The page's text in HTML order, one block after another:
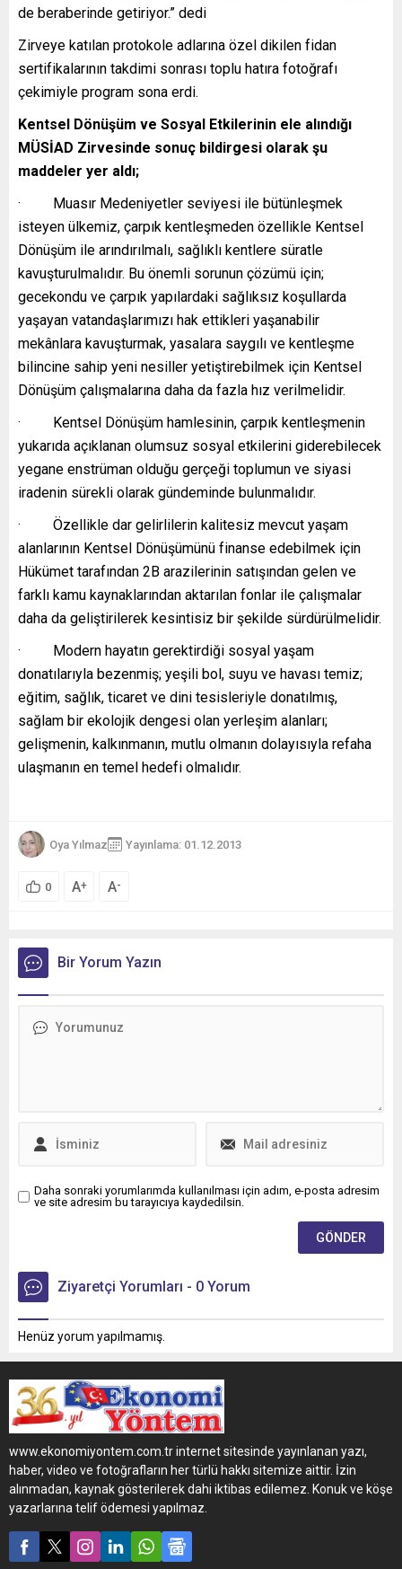
de beraberinde getiriyor.” dedi
Zirveye katılan protokole adlarına özel dikilen fidan
sertifikalarının takdimi sonrası toplu hatıra fotoğrafı
çekimiyle program sona erdi.
Kentsel Dönüşüm ve Sosyal Etkilerinin ele alındığı
MÜSİAD Zirvesinde sonuç bildirgesi olarak şu
maddeler yer aldı;
· Muasır Medeniyetler seviyesi ile bütünleşmek
isteyen ülkemiz, çarpık kentleşmeden özellikle Kentsel
Dönüşüm ile arındırılmalı, sağlıklı kentlere süratle
kavuşturulmalıdır. Bu önemli sorunun çözümü için;
gecekondu ve çarpık yapılardaki sağlıksız koşullarda
yaşayan vatandaşlarımızı hak ettikleri yaşanabilir
mekânlara kavuştur­mak, yasalara saygılı ve kentleşme
bilincine sahip yeni nesiller yetiştirebilmek için Kentsel
Dönüşüm çalışmalarına daha da fazla hız verilmelidir.
· Kentsel Dönüşüm hamlesinin, çarpık kentleşmenin
yukarıda açıklanan olumsuz sosyal etkilerini giderebilecek
yegane enstrüman olduğu gerçeği toplumun ve siyasi
iradenin sürekli olarak gündeminde bulunmalıdır.
· Özellikle dar gelirlilerin kalitesiz mevcut yaşam
alanlarının Kentsel Dönüşümünü finanse edebilmek için
Hükümet tarafından 2B arazilerinin satışından gelen ve
farklı kamu kaynaklarından aktarılan fonlar ile çalışmalar
daha da geliştirilerek kesintisiz bir şekilde sürdürülmelidir.
· Modern hayatın gerektirdiği sosyal yaşam
donatılarıyla bezenmiş; yeşili bol, suyu ve havası temiz;
eğitim, sağlık, ticaret ve dini tesisleriyle donatılmış,
sağlam bir ekolojik dengesi olan yerleşim alanları;
gelişmenin, kalkınmanın, mutlu olmanın dolayısıyla refaha
ulaşmanın en temel hedefi olmalıdır.
Oya Yılmaz Yayınlama: 01.12.2013
0 A+ A-
Bir Yorum Yazın
Daha sonraki yorumlarımda kullanılması için adım, e-posta adresim
ve site adresim bu tarayıcıya kaydedilsin.
Ziyaretçi Yorumları - 0 Yorum
Henüz yorum yapılmamış.
www.ekonomiyontem.com.tr internet sitesinde yayınlanan yazı,
haber, video ve fotoğrafların her türlü hakkı sitemize aittir. İzin
alınmadan, kaynak gösterilerek dahi iktibas edilemez. Konuk ve köşe
yazarlarına telif ödemesi yapılmaz.